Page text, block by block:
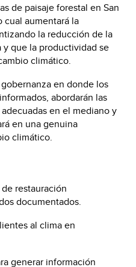
de paisaje forestal en San
cual aumentará la
la reducción de la
que la productividad se
climático.
en donde los
abordarán las
en el mediano y
en una genuina
climático.
restauración
documentados.
al clima en
generar información